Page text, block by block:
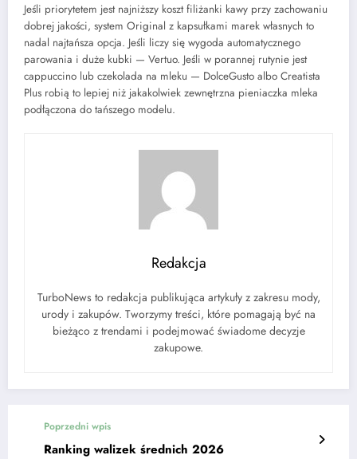
Jeśli priorytetem jest najniższy koszt filiżanki kawy przy zachowaniu
dobrej jakości, system Original z kapsułkami marek własnych to
nadal najtańsza opcja. Jeśli liczy się wygoda automatycznego
parowania i duże kubki — Vertuo. Jeśli w porannej rutynie jest
cappuccino lub czekolada na mleku — DolceGusto albo Creatista
Plus robią to lepiej niż jakakolwiek zewnętrzna pieniaczka mleka
podłączona do tańszego modelu.
Redakcja
TurboNews to redakcja publikująca artykuły z zakresu mody,
urody i zakupów. Tworzymy treści, które pomagają być na
bieżąco z trendami i podejmować świadome decyzje
zakupowe.
Poprzedni wpis
Ranking walizek średnich 2026